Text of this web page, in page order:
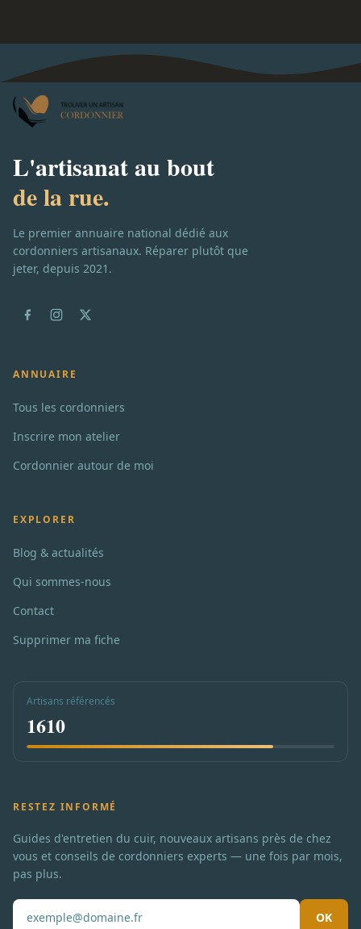
L'artisanat au bout
de la rue.
Le premier annuaire national dédié aux
cordonniers artisanaux. Réparer plutôt que
jeter, depuis 2021.
ANNUAIRE
Tous les cordonniers
Inscrire mon atelier
Cordonnier autour de moi
EXPLORER
Blog & actualités
Qui sommes-nous
Contact
Supprimer ma fiche
Artisans référencés
1610
RESTEZ INFORMÉ
Guides d'entretien du cuir, nouveaux artisans près de chez
vous et conseils de cordonniers experts — une fois par mois,
pas plus.
OK